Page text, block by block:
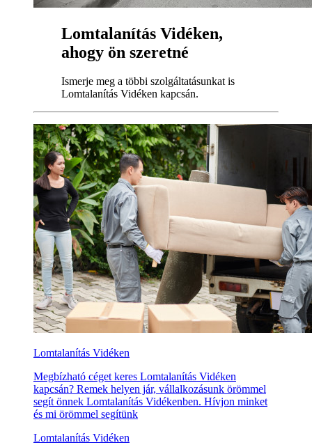
Lomtalanítás Vidéken,
ahogy ön szeretné
Ismerje meg a többi szolgáltatásunkat is
Lomtalanítás Vidéken kapcsán.
Lomtalanítás Vidéken
Megbízható céget keres Lomtalanítás Vidéken
kapcsán? Remek helyen jár, vállalkozásunk örömmel
segít önnek Lomtalanítás Vidékenben. Hívjon minket
és mi örömmel segítünk
Lomtalanítás Vidéken